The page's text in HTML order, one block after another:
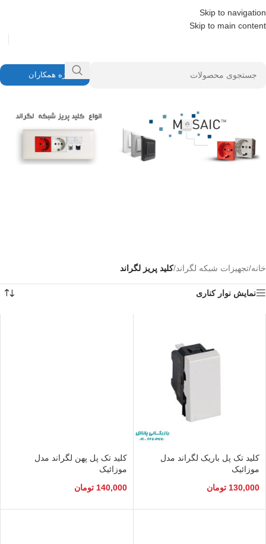
Skip to navigation
Skip to main content
ویژه همکاران
خانه/تجهیزات شبکه لگراند/کلید پریز لگراند
نمایش نوار کناری
کلید تک پل باریک لگراند مدل
موزائیک
130,000 تومان
کلید تک پل پهن لگراند مدل
موزائیک
140,000 تومان